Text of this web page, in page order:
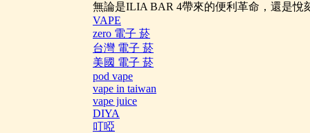
無論是ILIA BAR 4帶來的便利革命，還是悅
VAPE
zero 電子 菸
台灣 電子 菸
美國 電子 菸
pod vape
vape in taiwan
vape juice
DIYA
叮啞